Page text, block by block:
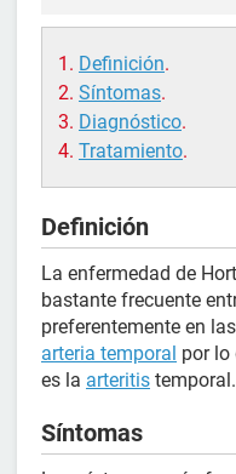
Definición.
Síntomas.
Diagnóstico.
Tratamiento.
Definición
La enfermedad de
bastante frecuente
preferentemente en
arteria temporal por lo
es la arteritis temporal.
Síntomas